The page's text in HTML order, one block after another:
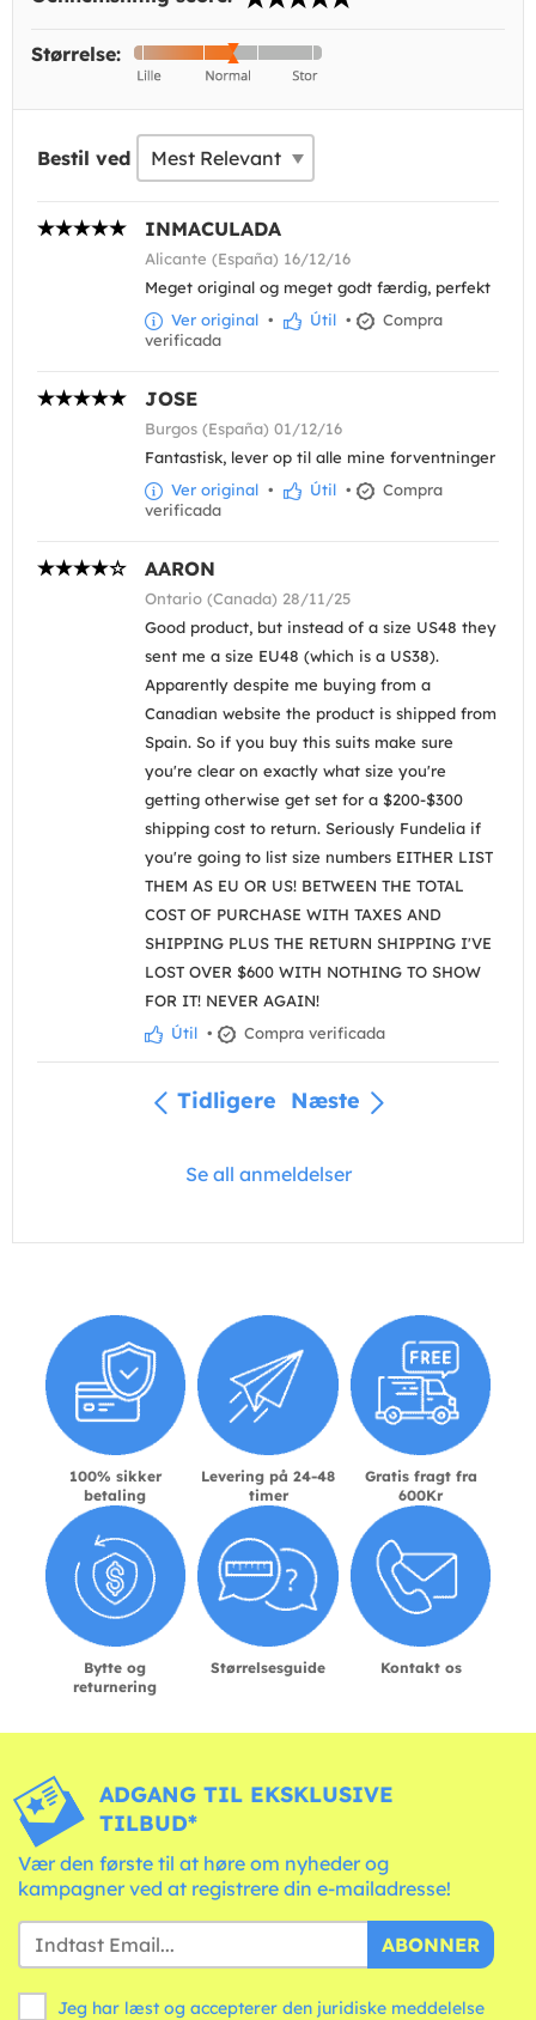
Størrelse:
Bestil ved
INMACULADA
Alicante (España) 16/12/16
Meget original og meget godt færdig, perfekt
Ver original • Útil •
Compra
verificada
JOSE
Burgos (España) 01/12/16
Fantastisk, lever op til alle mine forventninger
Ver original • Útil •
Compra
verificada
AARON
Ontario (Canada) 28/11/25
Good product, but instead of a size US48 they
sent me a size EU48 (which is a US38).
Apparently despite me buying from a
Canadian website the product is shipped from
Spain. So if you buy this suits make sure
you're clear on exactly what size you're
getting otherwise get set for a $200-$300
shipping cost to return. Seriously Fundelia if
you're going to list size numbers EITHER LIST
THEM AS EU OR US! BETWEEN THE TOTAL
COST OF PURCHASE WITH TAXES AND
SHIPPING PLUS THE RETURN SHIPPING I'VE
LOST OVER $600 WITH NOTHING TO SHOW
FOR IT! NEVER AGAIN!
Útil • Compra verificada
Tidligere Næste
Se all anmeldelser
100% sikker
betaling
Levering på 24-48
timer
Gratis fragt fra
600Kr
Bytte og
returnering
Størrelsesguide Kontakt os
ADGANG TIL EKSKLUSIVE
TILBUD*
Vær den første til at høre om nyheder og
kampagner ved at registrere din e-mailadresse!
ABONNER
Jeg har læst og accepterer den juridiske meddelelse